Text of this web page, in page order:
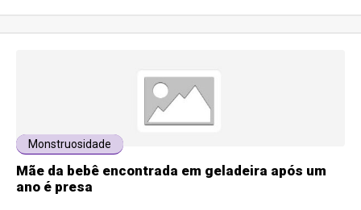
Monstruosidade
Mãe da bebê encontrada em geladeira após um
ano é presa